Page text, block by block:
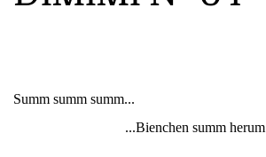
Summ summ summ...
...Bienchen summ herum